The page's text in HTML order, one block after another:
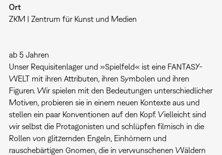
Ort
ZKM | Zentrum für Kunst und Medien
ab 5 Jahren
Unser Requisitenlager und »Spielfeld« ist eine FANTASY-
WELT mit ihren Attributen, ihren Symbolen und ihren
Figuren. Wir spielen mit den Bedeutungen unterschiedlicher
Motiven, probieren sie in einem neuen Kontexte aus und
stellen ein paar Konventionen auf den Kopf. Vielleicht sind
wir selbst die Protagonisten und schlüpfen filmisch in die
Rollen von glitzernden Engeln, Einhörnern und
rauschebärtigen Gnomen, die in verwunschenen Wäldern